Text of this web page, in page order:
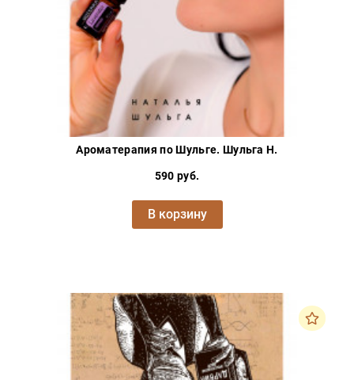
Ароматерапия по Шульге. Шульга Н.
590 руб.
В корзину